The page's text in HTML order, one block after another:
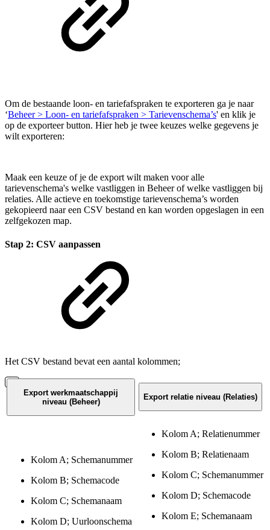
Om de bestaande loon- en tariefafspraken te exporteren ga je naar
‘Beheer > Loon- en tariefafspraken > Tarievenschema’s' en klik je
op de exporteer button. Hier heb je twee keuzes welke gegevens je
wilt exporteren:
Maak een keuze of je de export wilt maken voor alle
tarievenschema's welke vastliggen in Beheer of welke vastliggen bij
relaties. Alle actieve en toekomstige tarievenschema’s worden
gekopieerd naar een CSV bestand en kan worden opgeslagen in een
zelfgekozen map.
Stap 2: CSV aanpassen
Het CSV bestand bevat een aantal kolommen;
Export werkmaatschappij
niveau (Beheer)
Export relatie niveau (Relaties)
Kolom A; Schemanummer
Kolom B; Schemacode
Kolom C; Schemanaam
Kolom D; Uurloonschema
Kolom A; Relatienummer
Kolom B; Relatienaam
Kolom C; Schemanummer
Kolom D; Schemacode
Kolom E; Schemanaam